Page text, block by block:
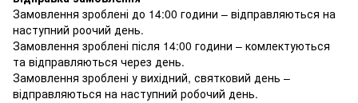
Замовлення зроблені до 14:00 години – відправляються на
наступний роочий день.
Замовлення зроблені після 14:00 години – комлектуються
та відправляються через день.
Замовлення зроблені у вихідний, святковий день –
відправляються на наступний робочий день.